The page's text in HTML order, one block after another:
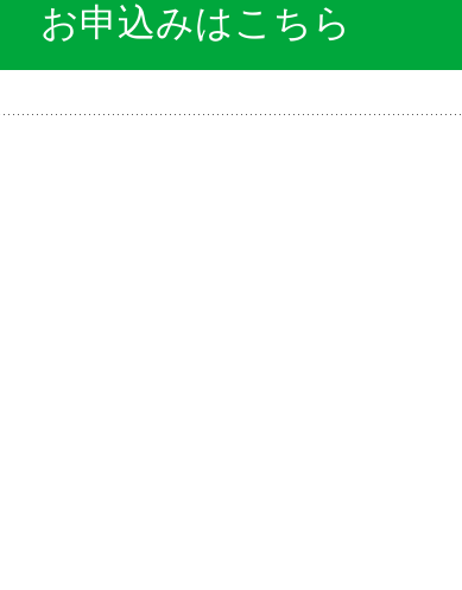
お申込みはこちら